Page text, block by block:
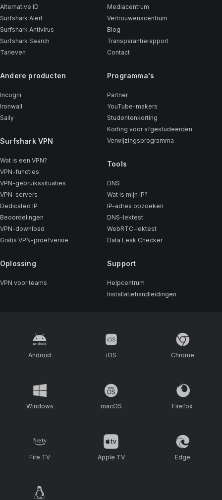
Alternative ID
Surfshark Alert
Surfshark Antivirus
Surfshark Search
Tarieven
Andere producten
Incogni
Ironwall
Saily
Surfshark VPN
Wat is een VPN?
VPN-functies
VPN-gebruikssituaties
VPN-servers
Dedicated IP
Beoordelingen
VPN-download
Gratis VPN-proefversie
Oplossing
VPN voor teams
Mediacentrum
Vertrouwenscentrum
Blog
Transparantierapport
Contact
Programma's
Partner
YouTube-makers
Studentenkorting
Korting voor afgestudeerden
Verwijzingsprogramma
Tools
DNS
Wat is mijn IP?
IP-adres opzoeken
DNS-lektest
WebRTC-lektest
Data Leak Checker
Support
Helpcentrum
Installatiehandleidingen
Android iOS Chrome
Windows macOS Firefox
Fire TV Apple TV Edge